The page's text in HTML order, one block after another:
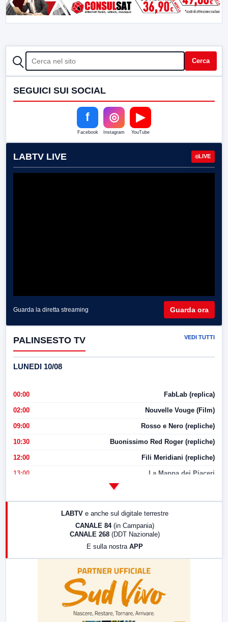
CERCA Cerca
SEGUICI SUI SOCIAL
f
Facebook
◎
Instagram
▶
YouTube
LABTV LIVE LIVE
Guarda la diretta streaming Guarda ora
PALINSESTO TV VEDI TUTTI
LUNEDI 10/08
00:00 FabLab (replica)
02:00 Nouvelle Vouge (Film)
09:00 Rosso e Nero (repliche)
10:30 Buonissimo Red Roger (repliche)
12:00 Fili Meridiani (repliche)
13:00 La Mappa dei Piaceri
LABTV e anche sul digitale terrestre
CANALE 84 (in Campania)
CANALE 268 (DDT Nazionale)
E sulla nostra APP